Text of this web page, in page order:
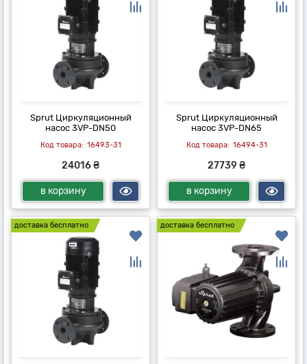
Sprut Циркуляционный
насос 3VP-DN50
16493-31
24016 ₴
в корзину
Sprut Циркуляционный
насос 3VP-DN65
16494-31
27739 ₴
в корзину
доставка бесплатно доставка бесплатно